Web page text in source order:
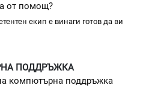
от помощ?
екип е винаги готов да ви
ПОДДРЪЖКА
компютърна поддръжка